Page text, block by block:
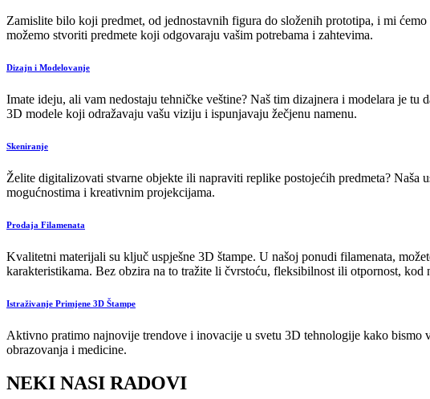
Zamislite bilo koji predmet, od jednostavnih figura do složenih prototipa, i mi
možemo stvoriti predmete koji odgovaraju vašim potrebama i zahtevima.
Dizajn i Modelovanje
Imate ideju, ali vam nedostaju tehničke veštine? Naš tim dizajnera i modelara je
3D modele koji odražavaju vašu viziju i ispunjavaju žečjenu namenu.
Skeniranje
Želite digitalizovati stvarne objekte ili napraviti replike postojećih predmeta?
mogućnostima i kreativnim projekcijama.
Prodaja Filamenata
Kvalitetni materijali su ključ uspješne 3D štampe. U našoj ponudi filamenata,
karakteristikama. Bez obzira na to tražite li čvrstoću, fleksibilnost ili otpornost, kod
Istraživanje Primjene 3D Štampe
Aktivno pratimo najnovije trendove i inovacije u svetu 3D tehnologije kako
obrazovanja i medicine.
NEKI NASI RADOVI